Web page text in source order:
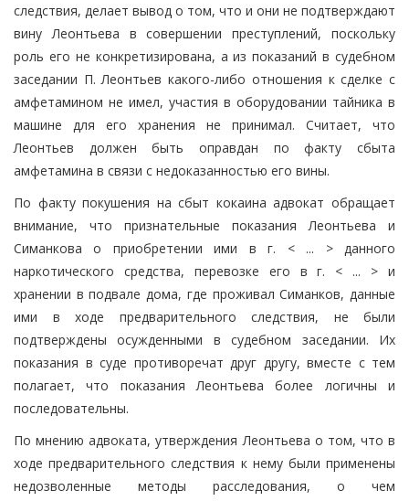
следствия, делает вывод о том, что и они не подтверждают
вину Леонтьева в совершении преступлений, поскольку
роль его не конкретизирована, а из показаний в судебном
заседании П. Леонтьев какого-либо отношения к сделке с
амфетамином не имел, участия в оборудовании тайника в
машине для его хранения не принимал. Считает, что
Леонтьев должен быть оправдан по факту сбыта
амфетамина в связи с недоказанностью его вины.
По факту покушения на сбыт кокаина адвокат обращает
внимание, что признательные показания Леонтьева и
Симанкова о приобретении ими в г. < ... > данного
наркотического средства, перевозке его в г. < ... > и
хранении в подвале дома, где проживал Симанков, данные
ими в ходе предварительного следствия, не были
подтверждены осужденными в судебном заседании. Их
показания в суде противоречат друг другу, вместе с тем
полагает, что показания Леонтьева более логичны и
последовательны.
По мнению адвоката, утверждения Леонтьева о том, что в
ходе предварительного следствия к нему были применены
недозволенные методы расследования, о чем